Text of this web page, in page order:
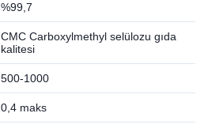
%99,7
CMC Carboxylmethyl selülozu gıda
kalitesi
500-1000
0,4 maks